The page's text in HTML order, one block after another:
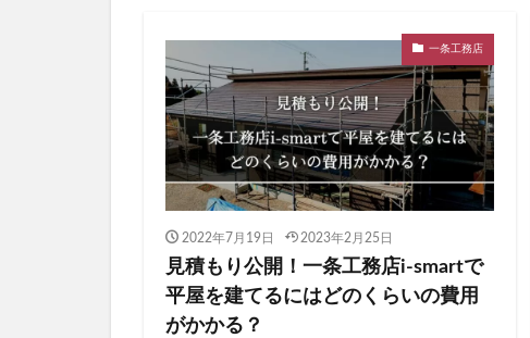
一条工務店
2022年7月19日 2023年2月25日
見積もり公開！一条工務店i-smartで
平屋を建てるにはどのくらいの費用
がかかる？